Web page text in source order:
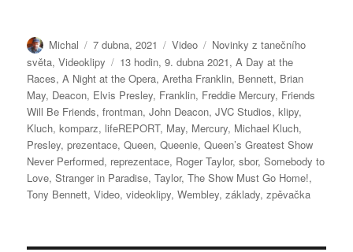
Autor:
Michal Publikováno:
7 dubna, 2021 Formát:
Video Rubriky:
Novinky z tanečního
světa,Videoklipy Štítky:
13 hodin,9. dubna 2021,A Day at the
Races,A Night at the Opera,Aretha Franklin, Bennett, Brian
May, Deacon, Elvis Presley, Franklin, Freddie Mercury, Friends
Will Be Friends,frontman,John Deacon,JVC Studios,klipy,
Kluch,komparz, lifeREPORT, May, Mercury, Michael Kluch,
Presley,prezentace,Queen,Queenie,Queen’s Greatest Show
Never Performed, reprezentace, Roger Taylor,sbor,Somebody to
Love,Stranger in Paradise,Taylor,The Show Must Go Home!,
Tony Bennett,Video,videoklipy,Wembley,základy,zpěvačka